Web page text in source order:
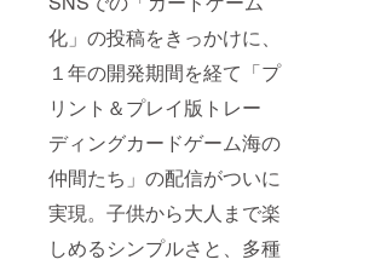
化」の投稿をきっかけに、
１年の開発期間を経て「プ
リント＆プレイ版トレー
ディングカードゲーム海の
仲間たち」の配信がついに
実現。子供から大人まで楽
しめるシンプルさと、多種